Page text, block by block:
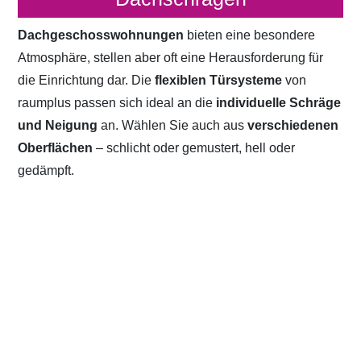
Dachgeschosswohnungen bieten eine besondere
Atmosphäre, stellen aber oft eine Herausforderung für
die Einrichtung dar. Dieflexiblen Türsystemevon
raumplus passen sich ideal an die individuelle Schräge
und Neigung an. Wählen Sie auch ausverschiedenen
Oberflächen – schlicht oder gemustert, hell oder
gedämpft.